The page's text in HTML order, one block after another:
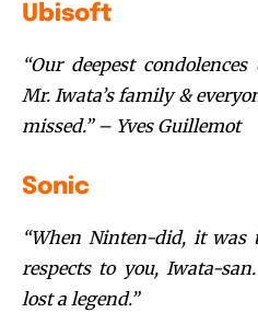
Ubisoft
“Our deepest
Mr. Iwata’s family &
missed.” – Yves Guillemot
Sonic
“When Ninten-did, it
respects to you, Iwata-
lost a legend.”